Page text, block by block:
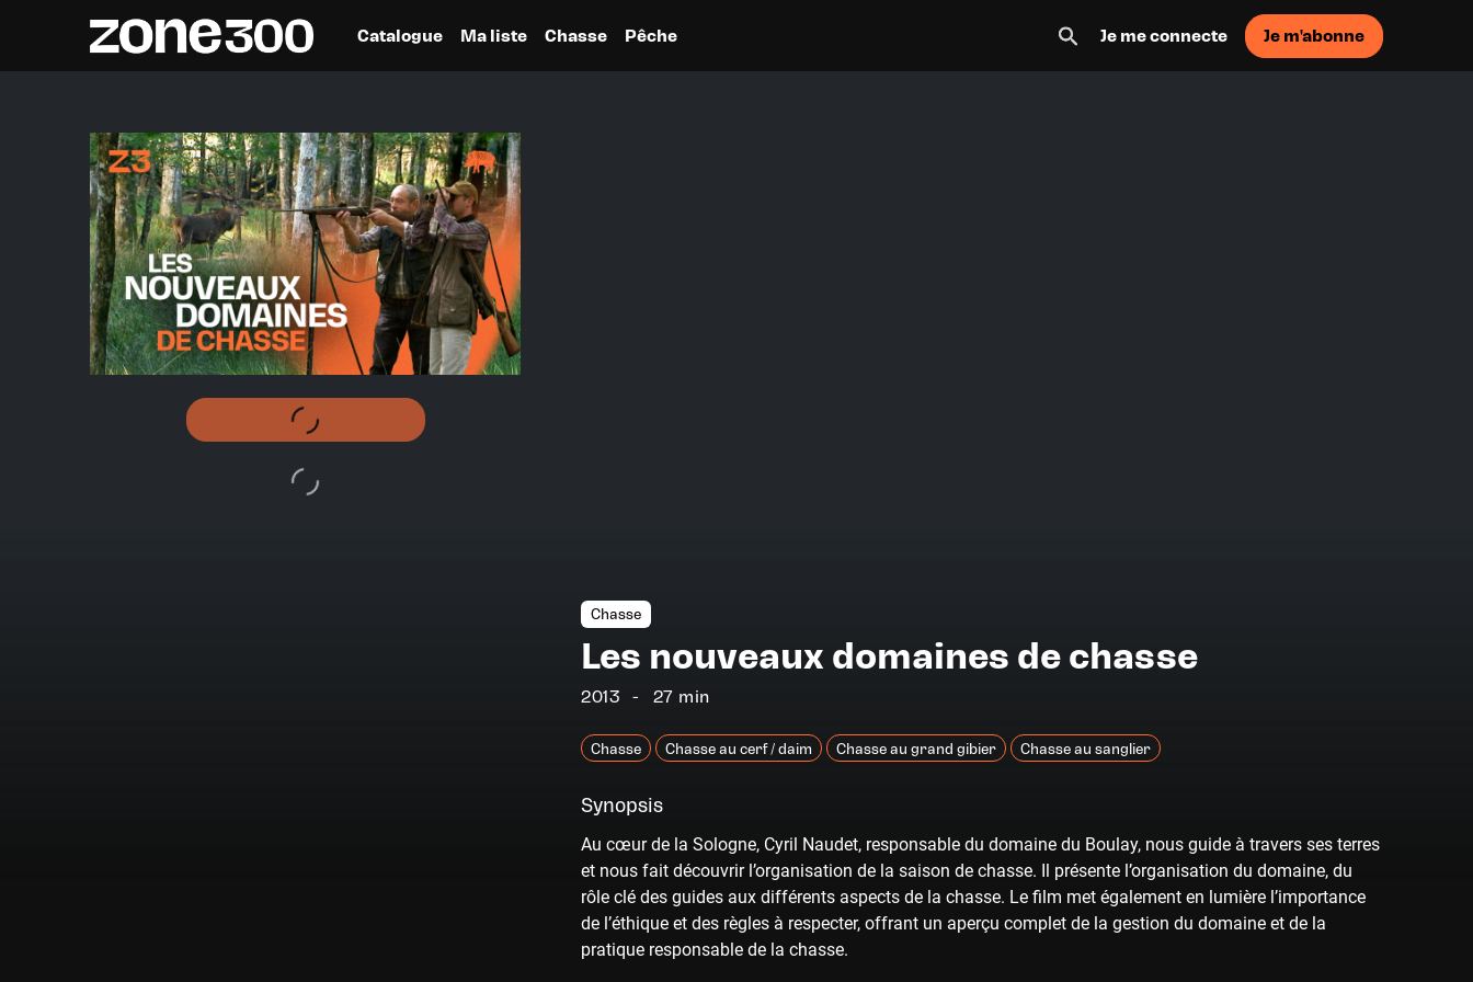
Catalogue Ma liste Chasse Pêche Je me connecte Je m'abonne
Chasse
Les nouveaux domaines de chasse
2013 27 min
Chasse Chasse au cerf / daim Chasse au grand gibier Chasse au sanglier
Synopsis
Au cœur de la Sologne, Cyril Naudet, responsable du domaine du Boulay, nous guide à travers ses terres
et nous fait découvrir l’organisation de la saison de chasse. Il présente l’organisation du domaine, du
rôle clé des guides aux différents aspects de la chasse. Le film met également en lumière l’importance
de l’éthique et des règles à respecter, offrant un aperçu complet de la gestion du domaine et de la
pratique responsable de la chasse.